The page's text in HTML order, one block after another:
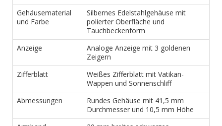
Gehäusematerial
und Farbe
Silbernes Edelstahlgehäuse mit
polierter Oberfläche und
Tauchbeckenform
Anzeige
Analoge Anzeige mit 3 goldenen
Zeigern
Zifferblatt
Weißes Zifferblatt mit Vatikan-
Wappen und Sonnenschliff
Abmessungen
Rundes Gehäuse mit 41,5 mm
Durchmesser und 10,5 mm Höhe